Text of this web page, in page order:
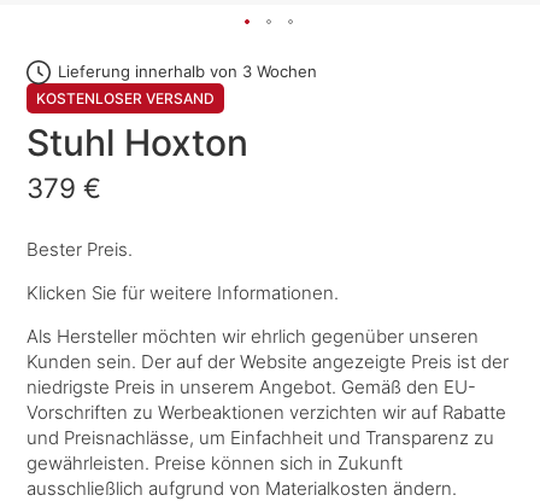
Lieferung innerhalb von 3 Wochen
KOSTENLOSER VERSAND
Stuhl Hoxton
379 €
Bester Preis.
Klicken Sie für weitere Informationen.
Als Hersteller möchten wir ehrlich gegenüber unseren
Kunden sein. Der auf der Website angezeigte Preis ist der
niedrigste Preis in unserem Angebot. Gemäß den EU-
Vorschriften zu Werbeaktionen verzichten wir auf Rabatte
und Preisnachlässe, um Einfachheit und Transparenz zu
gewährleisten. Preise können sich in Zukunft
ausschließlich aufgrund von Materialkosten ändern.